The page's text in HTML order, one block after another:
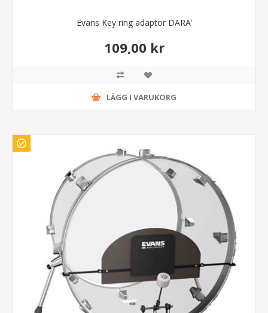
Evans Key ring adaptor DARA’
109,00 kr
LÄGG I VARUKORG